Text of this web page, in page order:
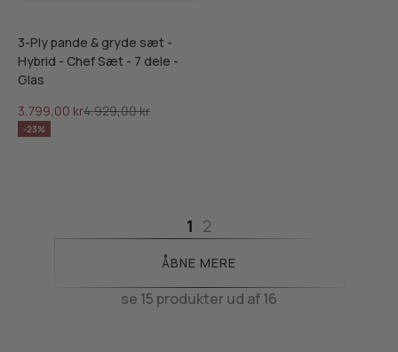
3-Ply pande & gryde sæt -
Hybrid - Chef Sæt - 7 dele -
Glas
Salgspris
3.799,00 krNormalpris
4.929,00 kr
-23%
1 2
ÅBNE MERE
se 15 produkter ud af 16